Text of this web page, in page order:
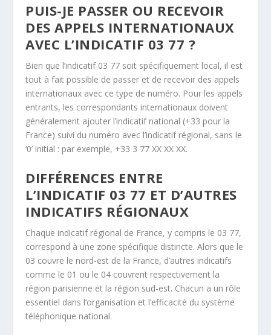
PUIS-JE PASSER OU RECEVOIR
DES APPELS INTERNATIONAUX
AVEC L’INDICATIF 03 77 ?
Bien que l’indicatif 03 77 soit spécifiquement local, il est
tout à fait possible de passer et de recevoir des appels
internationaux avec ce type de numéro. Pour les appels
entrants, les correspondants internationaux doivent
généralement ajouter l’indicatif national (+33 pour la
France) suivi du numéro avec l’indicatif régional, sans le
‘0’ initial : par exemple, +33 3 77 XX XX XX.
DIFFÉRENCES ENTRE
L’INDICATIF 03 77 ET D’AUTRES
INDICATIFS RÉGIONAUX
Chaque indicatif régional de France, y compris le 03 77,
correspond à une zone spécifique distincte. Alors que le
03 couvre le nord-est de la France, d’autres indicatifs
comme le 01 ou le 04 couvrent respectivement la
région parisienne et la région sud-est. Chacun a un rôle
essentiel dans l’organisation et l’efficacité du système
téléphonique national.